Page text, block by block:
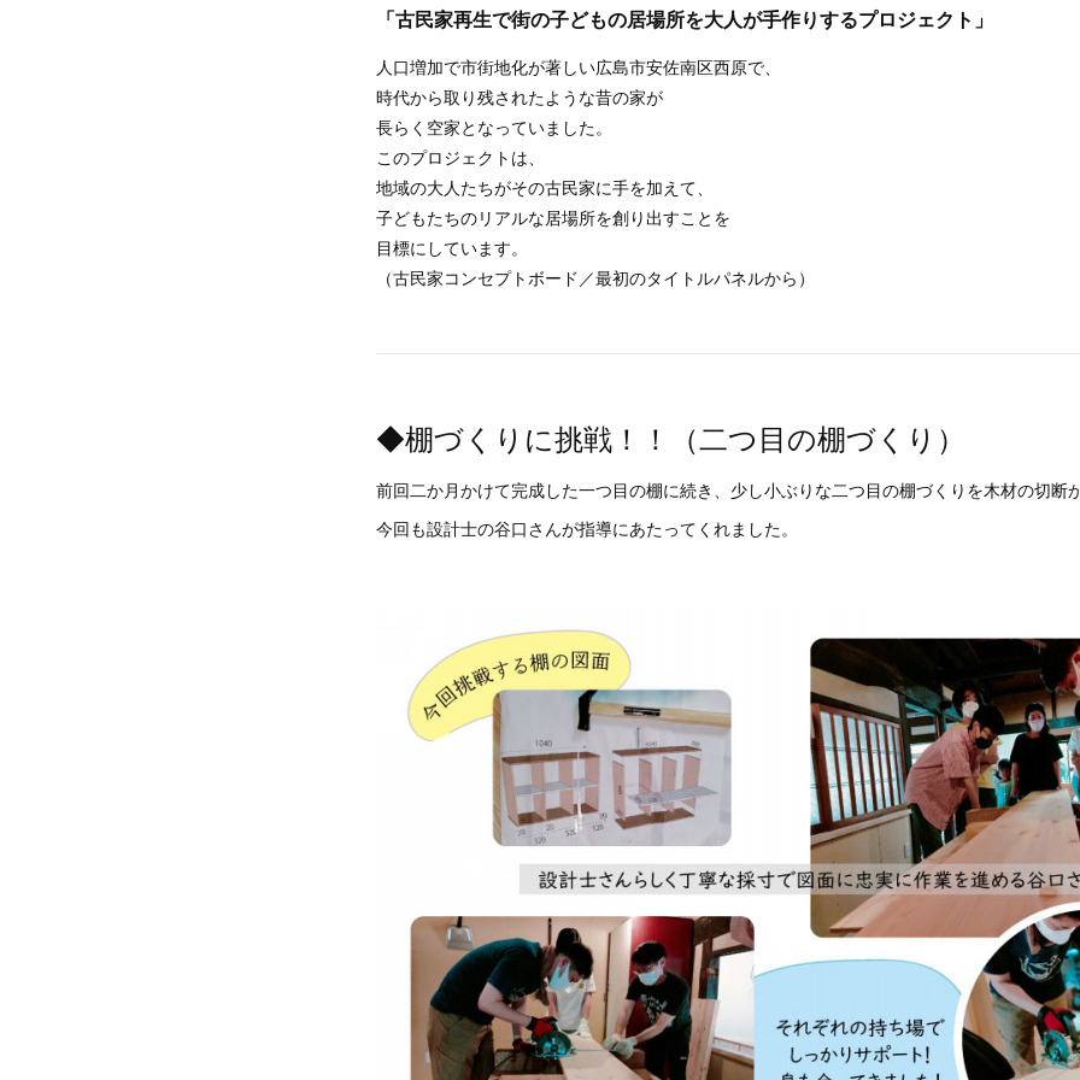
「古民家再生で街の子どもの居場所を大人が手作りするプロジェクト」
人口増加で市街地化が著しい広島市安佐南区西原で、
時代から取り残されたような昔の家が
長らく空家となっていました。
このプロジェクトは、
地域の大人たちがその古民家に手を加えて、
子どもたちのリアルな居場所を創り出すことを
目標にしています。
（古民家コンセプトボード／最初のタイトルパネルから）
◆棚づくりに挑戦！！（二つ目の棚づくり）
前回二か月かけて完成した一つ目の棚に続き、少し小ぶりな二つ目の棚づくりを木材の切断
今回も設計士の谷口さんが指導にあたってくれました。